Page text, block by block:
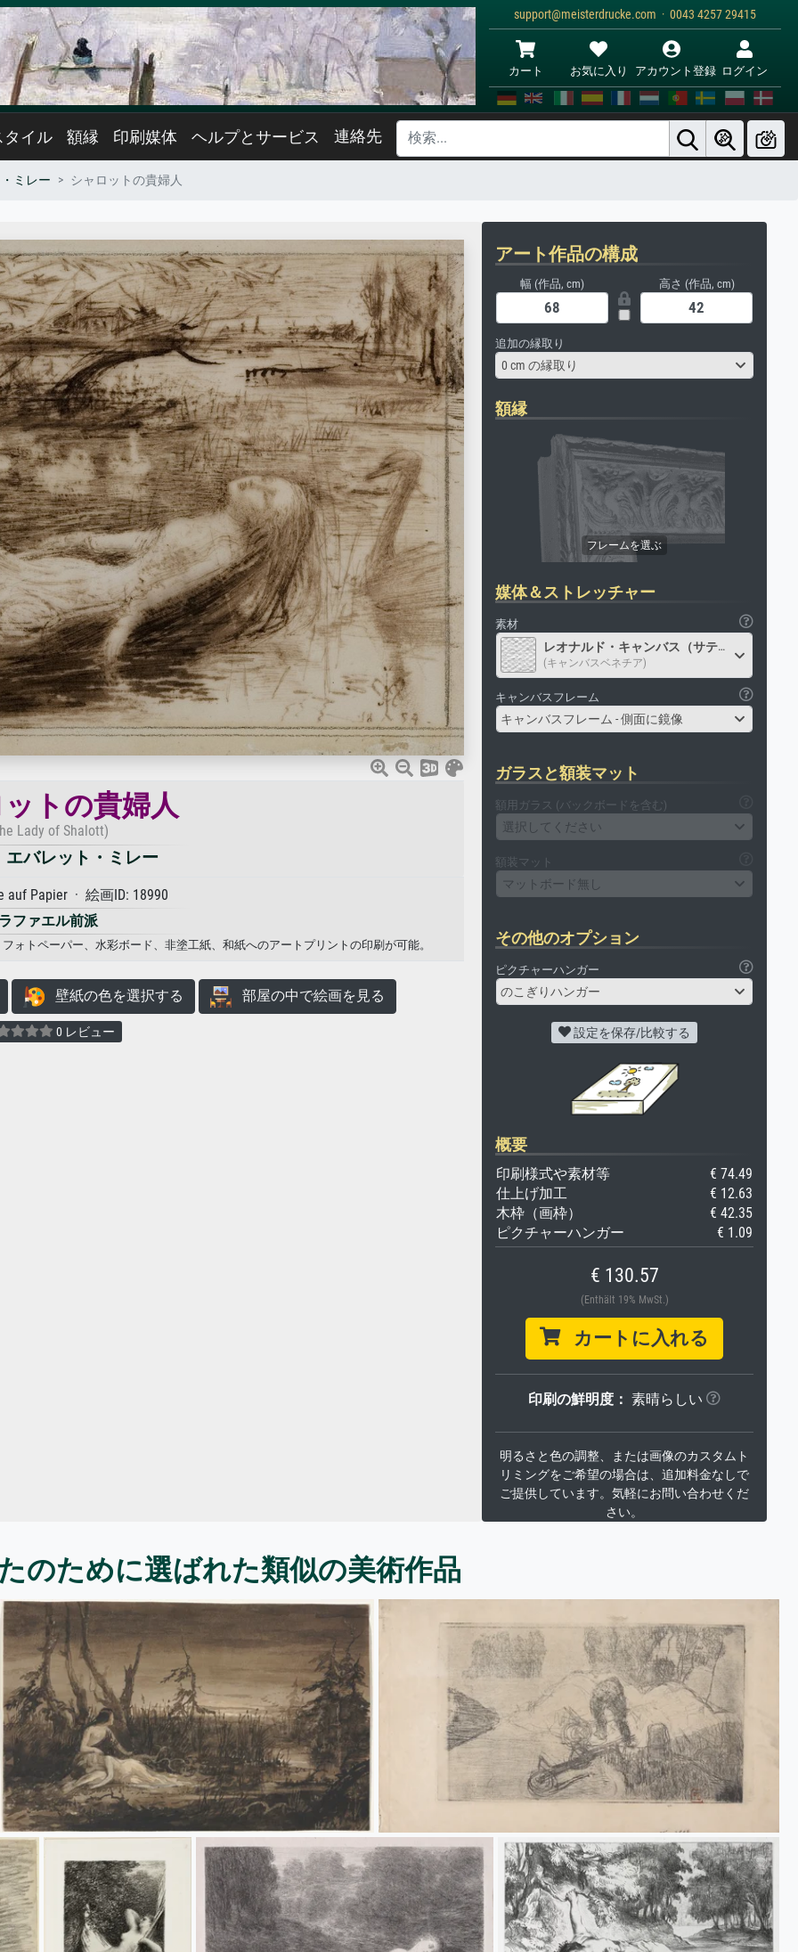
support@meisterdrucke.com · 0043 4257 29415
カート お気に入り アカウント登録 ログイン
タイル 額縁 印刷媒体 ヘルプとサービス 連絡先
ミレー シャロットの貴婦人
トの貴婦人
Lady of Shalott)
エバレット・ミレー
auf Papier · 絵画ID: 18990
ファエル前派
ォトペーパー、水彩ボード、非塗工紙、和紙へのアートプリントの印刷が可能。
壁紙の色を選択する 部屋の中で絵画を見る
0 レビュー
アート作品の構成
幅 (作品, cm) 高さ (作品, cm)
追加の縁取り
0 cm の縁取り
額縁
媒体＆ストレッチャー
素材
レオナルド・キャンバス（サテン）
(キャンバスベネチア)
キャンバスフレーム
キャンバスフレーム - 側面に鏡像
ガラスと額装マット
額用ガラス (バックボードを含む)
選択してください
額装マット
マットボード無し
その他のオプション
ピクチャーハンガー
のこぎりハンガー
設定を保存/比較する
概要
印刷様式や素材等
€ 74.49
仕上げ加工
€ 12.63
木枠（画枠）
€ 42.35
ピクチャーハンガー
€ 1.09
€ 130.57
(Enthält 19% MwSt.)
カートに入れる
印刷の鮮明度： 素晴らしい
明るさと色の調整、または画像のカスタムト
リミングをご希望の場合は、追加料金なしで
ご提供しています。気軽にお問い合わせくだ
さい。
のために選ばれた類似の美術作品